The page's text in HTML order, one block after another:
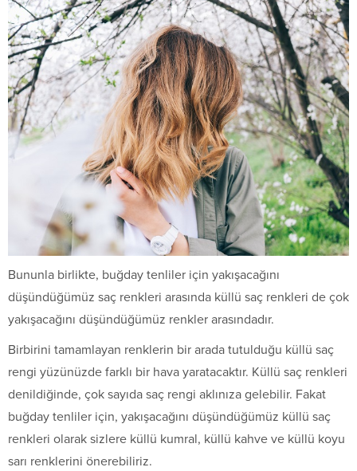
Bununla birlikte, buğday tenliler için yakışacağını
düşündüğümüz saç renkleri arasında küllü saç renkleri de çok
yakışacağını düşündüğümüz renkler arasındadır.
Birbirini tamamlayan renklerin bir arada tutulduğu küllü saç
rengi yüzünüzde farklı bir hava yaratacaktır. Küllü saç renkleri
denildiğinde, çok sayıda saç rengi aklınıza gelebilir. Fakat
buğday tenliler için, yakışacağını düşündüğümüz küllü saç
renkleri olarak sizlere küllü kumral, küllü kahve ve küllü koyu
sarı renklerini önerebiliriz.